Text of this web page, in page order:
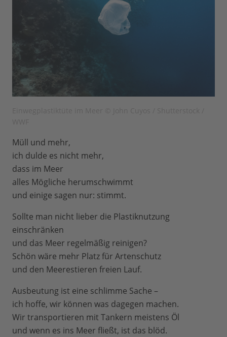
Müll und mehr,
ich dulde es nicht mehr,
dass im Meer
alles Mögliche herumschwimmt
und einige sagen nur: stimmt.
Sollte man nicht lieber die Plastiknutzung
einschränken
und das Meer regelmäßig reinigen?
Schön wäre mehr Platz für Artenschutz
und den Meerestieren freien Lauf.
Ausbeutung ist eine schlimme Sache –
ich hoffe, wir können was dagegen machen.
Wir transportieren mit Tankern meistens Öl
und wenn es ins Meer fließt, ist das blöd.